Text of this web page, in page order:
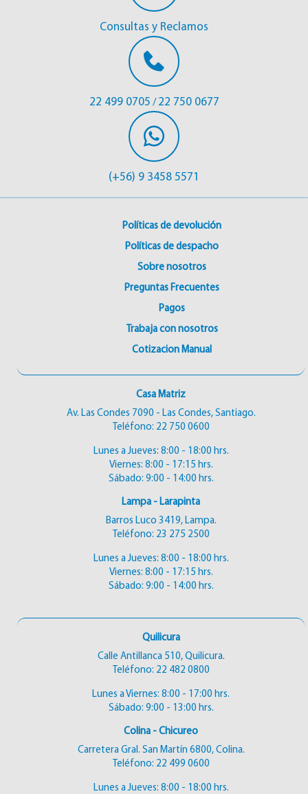
Consultas y Reclamos
22 499 0705 / 22 750 0677
(+56) 9 3458 5571
Políticas de devolución
Políticas de despacho
Sobre nosotros
Preguntas Frecuentes
Pagos
Trabaja con nosotros
Cotizacion Manual
Casa Matriz
Av. Las Condes 7090 - Las Condes, Santiago.
Teléfono: 22 750 0600
Lunes a Jueves: 8:00 - 18:00 hrs.
Viernes: 8:00 - 17:15 hrs.
Sábado: 9:00 - 14:00 hrs.
Lampa - Larapinta
Barros Luco 3419, Lampa.
Teléfono: 23 275 2500
Lunes a Jueves: 8:00 - 18:00 hrs.
Viernes: 8:00 - 17:15 hrs.
Sábado: 9:00 - 14:00 hrs.
Quilicura
Calle Antillanca 510, Quilicura.
Teléfono: 22 482 0800
Lunes a Viernes: 8:00 - 17:00 hrs.
Sábado: 9:00 - 13:00 hrs.
Colina - Chicureo
Carretera Gral. San Martín 6800, Colina.
Teléfono: 22 499 0600
Lunes a Jueves: 8:00 - 18:00 hrs.